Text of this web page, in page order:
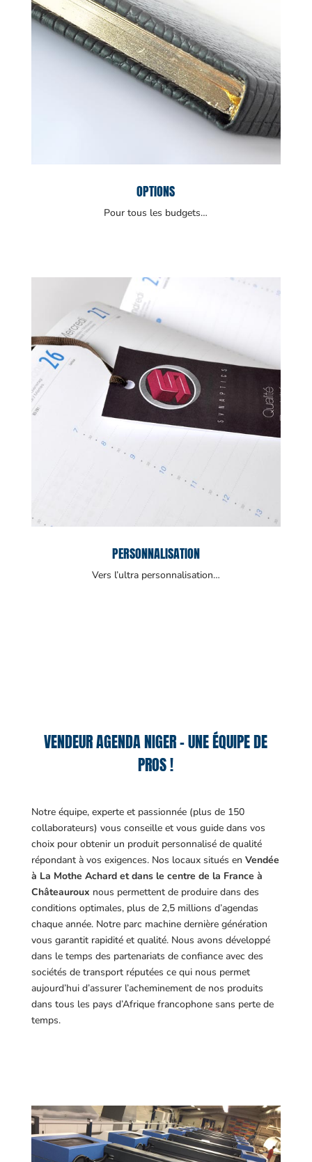
OPTIONS
Pour tous les budgets…
PERSONNALISATION
Vers l’ultra personnalisation…
VENDEUR AGENDA NIGER – UNE ÉQUIPE DE
PROS !
Notre équipe, experte et passionnée (plus de 150
collaborateurs) vous conseille et vous guide dans vos
choix pour obtenir un produit personnalisé de qualité
répondant à vos exigences. Nos locaux situés en Vendée
à La Mothe Achard et dans le centre de la France à
Châteauroux nous permettent de produire dans des
conditions optimales, plus de 2,5 millions d’agendas
chaque année. Notre parc machine dernière génération
vous garantit rapidité et qualité. Nous avons développé
dans le temps des partenariats de confiance avec des
sociétés de transport réputées ce qui nous permet
aujourd’hui d’assurer l’acheminement de nos produits
dans tous les pays d’Afrique francophone sans perte de
temps.